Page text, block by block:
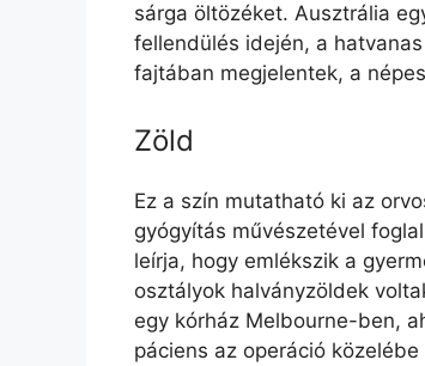
sárga öltözéket. Ausztrália
fellendülés idején, a
fajtában megjelentek, a
Zöld
Ez a szín mutatható ki az
gyógyítás művészetével
leírja, hogy emlékszik a
osztályok halványzöldek
egy kórház Melbourne-ben,
páciens az operáció